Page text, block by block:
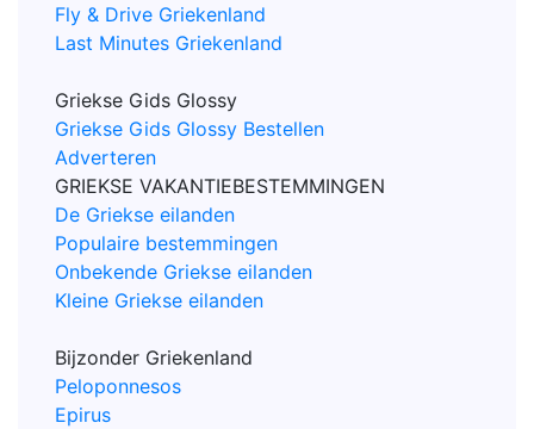
Fly & Drive Griekenland
Last Minutes Griekenland
Griekse Gids Glossy
Griekse Gids Glossy Bestellen
Adverteren
GRIEKSE VAKANTIEBESTEMMINGEN
De Griekse eilanden
Populaire bestemmingen
Onbekende Griekse eilanden
Kleine Griekse eilanden
Bijzonder Griekenland
Peloponnesos
Epirus